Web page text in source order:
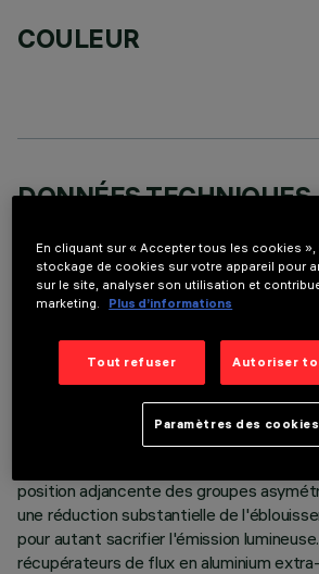
COULEUR
DONNÉES TECHNIQUES
DESCRIPTION
pour source LED warm white avec indice
élevé. Système passif de dissipation
pression, version avec cadre périphérique
Systèmes optiques spécialisés afin
position adjancente des groupes
une réduction substantielle de
pour autant sacrifier l'émission
récupérateurs de flux en aluminium
En cliquant sur « Accepter tous les cookies
stockage de cookies sur votre appareil pour
sur le site, analyser son utilisation et
marketing.
Plus d’informations
Tout refuser Autoriser
Paramètres des cookies